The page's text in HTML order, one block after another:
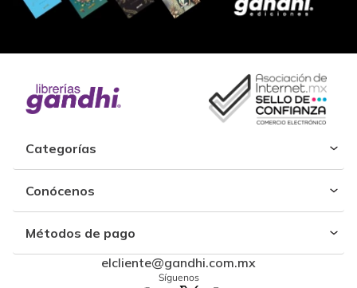
Categorías
Conócenos
Métodos de pago
elcliente@gandhi.com.mx
Síguenos